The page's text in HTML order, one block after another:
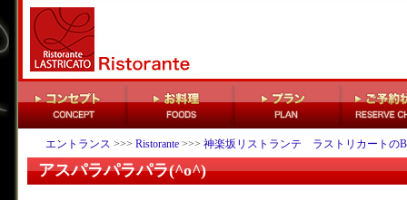
エントランス >>> Ristorante >>> 神楽坂リストランテ ラストリカートの
アスパラパラパラ(^o^)